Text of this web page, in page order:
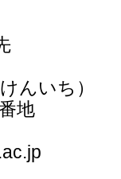
んいち）
地